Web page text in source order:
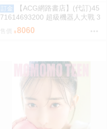
訂金
【ACG網路書店】(代訂)45
71614693200 超級機器人大戰 3
5週年紀念 JAM Project 主題歌完
整專輯 完全生產限定盤
售價 8060